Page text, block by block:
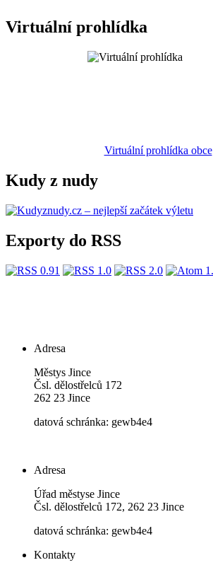
Virtuální prohlídka
Virtuální prohlídka obce
Kudy z nudy
Exporty do RSS
Adresa
Městys Jince
Čsl. dělostřelců 172
262 23 Jince
datová schránka: gewb4e4
Adresa
Úřad městyse Jince
Čsl. dělostřelců 172, 262 23 Jince
datová schránka: gewb4e4
Kontakty